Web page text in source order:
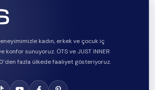
kadın, erkek ve çocuk iç
konfor sunuyoruz. ÖTS ve JUST INNER
fazla ülkede faaliyet gösteriyoruz.